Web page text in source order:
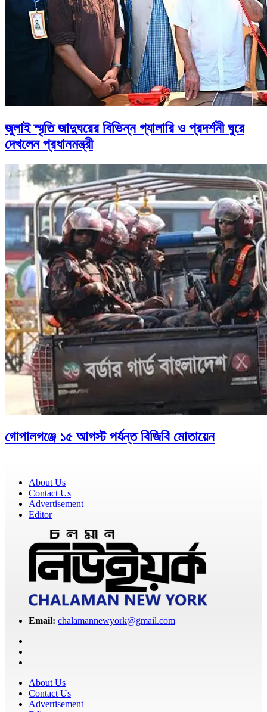
জুলাই স্মৃতি জাদুঘরের বিভিন্ন গ্যালারি ও প্রদর্শনী ঘুরে
দেখলেন প্রধানমন্ত্রী
গোপালগঞ্জে ১৫ আগস্ট পর্যন্ত বিজিবি মোতায়েন
About Us
Contact Us
Advertisement
Editor
Email: chalamannewyork@gmail.com
About Us
Contact Us
Advertisement